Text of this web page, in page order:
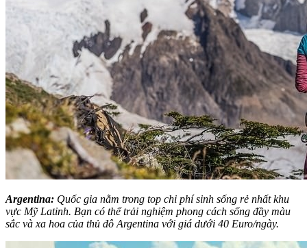
Argentina: Quốc gia nằm trong top chi phí sinh sống rẻ nhất khu
vực Mỹ Latinh. Bạn có thể trải nghiệm phong cách sống đầy màu
sắc và xa hoa của thủ đô Argentina với giá dưới 40 Euro/ngày.